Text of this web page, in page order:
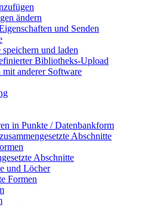
ändern
und Senden
und laden
Bibliotheks-Upload
mit anderer Software
in Punkte / Datenbankform
Abschnitte
Abschnitte
und Löcher
Formen